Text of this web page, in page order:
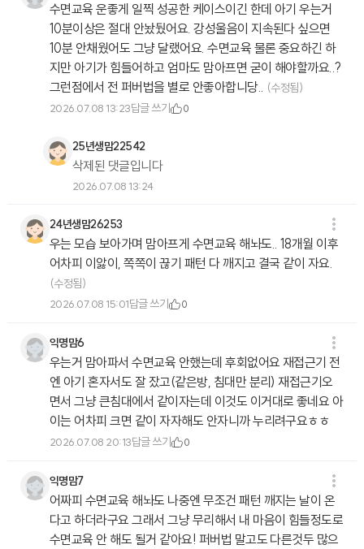
수면교육 운좋게 일찍 성공한 케이스이긴 한데 아기 우는거
10분이상은 절대 안놨뒀어요. 강성울음이 지속된다 싶으면
10분 안채웠어도 그냥 달랬어요. 수면교육 물론 중요하긴 하
지만 아기가 힘들어하고 엄마도 맘아프면 굳이 해야할까요..?
그런점에서 전 퍼버법을 별로 안좋아합니당.. (수정됨)
2026.07.08 13:23답글 쓰기 0
25년생맘22542
삭제된 댓글입니다
2026.07.08 13:24
24년생맘26253
우는 모습 보아가며 맘아프게 수면교육 해놔도.. 18개월 이후
어차피 이앓이, 쪽쪽이 끊기 패턴 다 깨지고 결국 같이 자요.
(수정됨)
2026.07.08 15:01답글 쓰기 0
익명맘6
우는거 맘아파서 수면교육 안했는데 후회없어요 재접근기 전
엔 아기 혼자서도 잘 잤고(같은방, 침대만 분리) 재접근기오
면서 그냥 큰침대에서 같이자는데 이것도 이거대로 좋네요 아
이는 어차피 크면 같이 자자해도 안자니까 누리려구요ㅎㅎ
2026.07.08 20:13답글 쓰기 0
익명맘7
어짜피 수면교육 해놔도 나중엔 무조건 패턴 깨지는 날이 온
다고 하더라구요 그래서 그냥 무리해서 내 마음이 힘들정도로
수면교육 안 해도 될거 같아요! 퍼버법 말고도 다른것두 많으